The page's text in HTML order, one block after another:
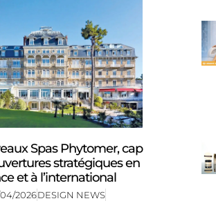
Spas Phytomer, cap
stratégiques en
et à l’international
2026DESIGN NEWS